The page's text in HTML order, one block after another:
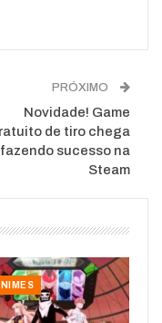
PRÓXIMO
Novidade! Game
de tiro chega
fazendo sucesso na
Steam